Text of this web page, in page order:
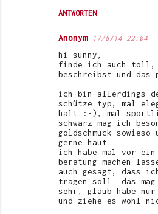
ANTWORTEN
Anonym 17/8/14 22:04
hi sunny,
finde ich auch toll,
beschreibst und das
ich bin allerdings
schütze typ, mal
halt.:-), mal
schwarz mag ich
goldschmuck
gerne haut.
ich habe mal vor
beratung machen
auch gesagt, dass
tragen soll. das
sehr, glaub habe
und ziehe es wohl